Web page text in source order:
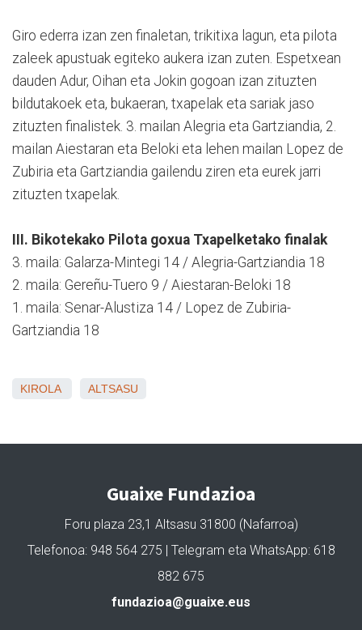
Giro ederra izan zen finaletan, trikitixa lagun, eta pilota
zaleek apustuak egiteko aukera izan zuten. Espetxean
dauden Adur, Oihan eta Jokin gogoan izan zituzten
bildutakoek eta, bukaeran, txapelak eta sariak jaso
zituzten finalistek. 3. mailan Alegria eta Gartziandia, 2.
mailan Aiestaran eta Beloki eta lehen mailan Lopez de
Zubiria eta Gartziandia gailendu ziren eta eurek jarri
zituzten txapelak.
III. Bikotekako Pilota goxua Txapelketako finalak
3. maila: Galarza-Mintegi 14 / Alegria-Gartziandia 18
2. maila: Gereñu-Tuero 9 / Aiestaran-Beloki 18
1. maila: Senar-Alustiza 14 / Lopez de Zubiria-
Gartziandia 18
KIROLA ALTSASU
Guaixe Fundazioa
Foru plaza 23,1 Altsasu 31800 (Nafarroa)
Telefonoa: 948 564 275 | Telegram eta WhatsApp: 618
882 675
fundazioa@guaixe.eus